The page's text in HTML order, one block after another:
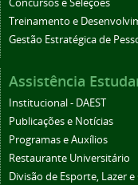
Concursos e Seleções
Treinamento e
Gestão Estratégica de
Assistência
Institucional - DAEST
Publicações e Notícias
Programas e Auxílios
Restaurante Universitário
Divisão de Esporte, Lazer e